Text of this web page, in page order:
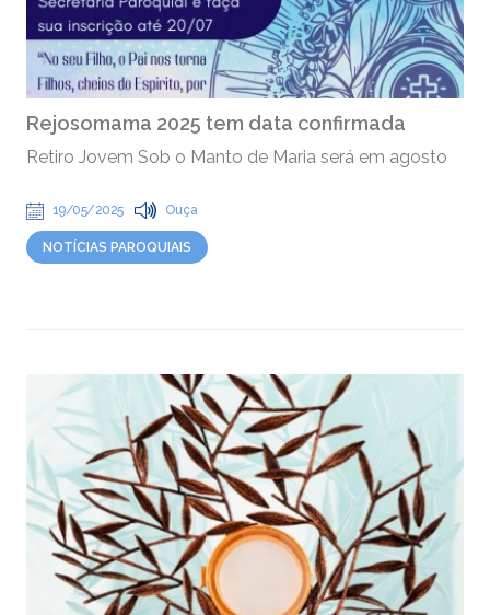
Rejosomama 2025 tem data confirmada
Retiro Jovem Sob o Manto de Maria será em agosto
19/05/2025 Ouça
NOTÍCIAS PAROQUIAIS